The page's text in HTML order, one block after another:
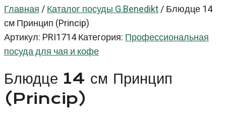
Главная/Каталог посуды G.Benedikt/Блюдце 14
см Принцип (Princip)
Артикул: PRI1714Категория:Профессиональная
посуда для чая и кофе
Блюдце 14 см Принцип
(Princip)